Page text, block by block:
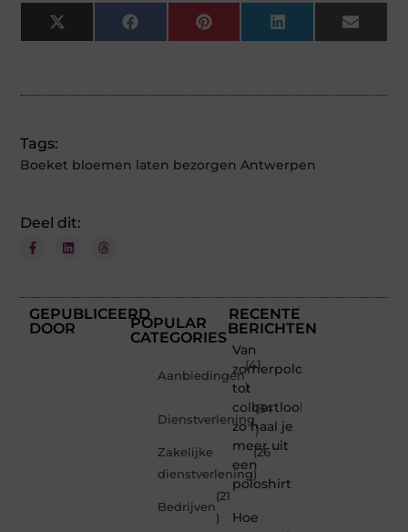
X
(Twitter)
FacebookPinterestLinkedInEmail
Tags:
Boeket bloemen laten bezorgen Antwerpen
Deel dit:
GEPUBLICEERD
DOOR
POPULAR
CATEGORIES
Aanbiedingen
(41
)
Dienstverlening
(34
)
Zakelijke
dienstverlening
(26
)
Bedrijven
(21
)
RECENTE
BERICHTEN
Van
zomerpolo
tot
colbertlook
zo haal je
meer uit
een
poloshirt
Hoe